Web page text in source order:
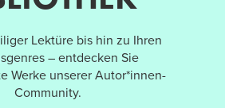
Lektüre bis hin zu Ihren
– entdecken Sie
Werke unserer Autor*innen-
Community.